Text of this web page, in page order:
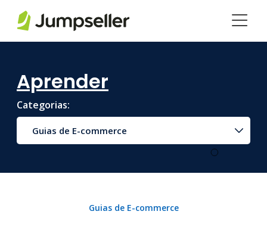
Aprender
Categorias:
Guias de E-commerce
Guias de E-commerce